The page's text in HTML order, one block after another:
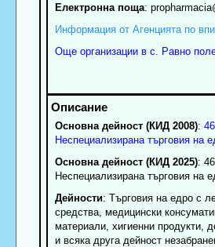
Електронна поща: propharmacia
Информация от Агенцията по
Още организации в с. Равно
Основна дейност (КИД 2008):
Неспециализирана търговия на
Основна дейност (КИД 2025):
Неспециализирана търговия на
Дейности: Търговия на едро с
средства, медицински
материали, хигиенни продукти,
и всяка друга дейност